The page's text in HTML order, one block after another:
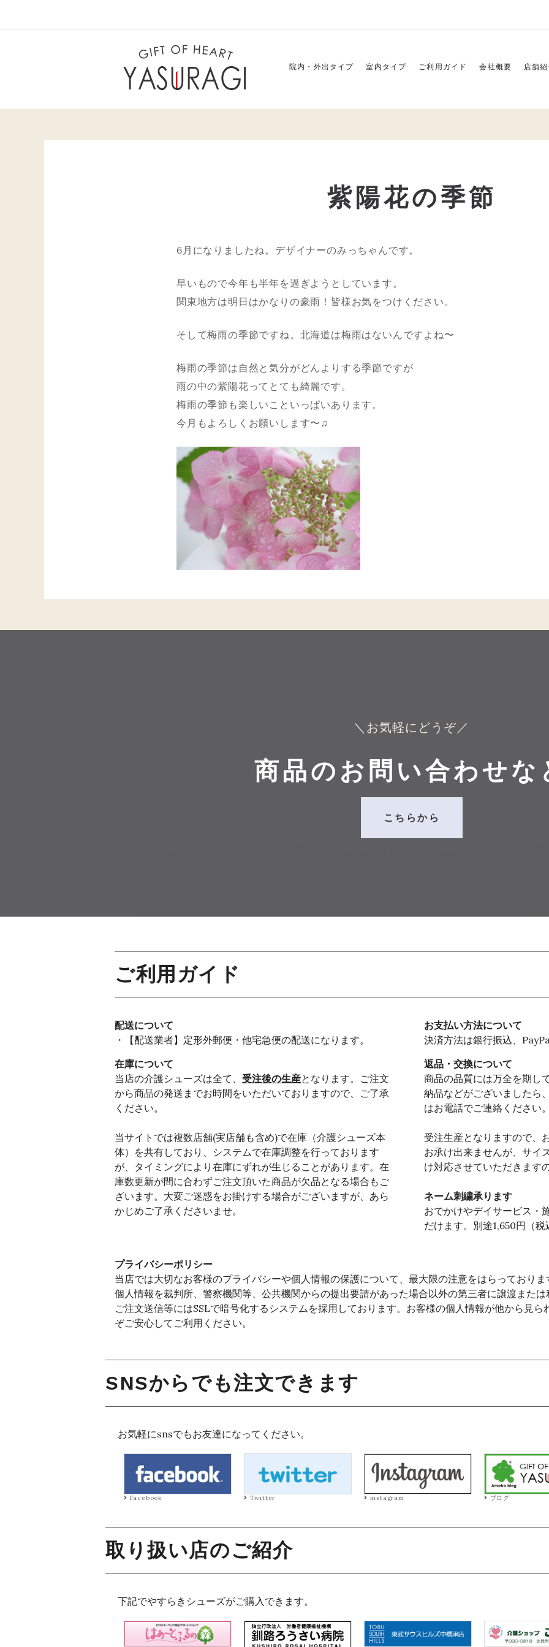
院内・外出タイプ 室内タイプ ご利用ガイド 会社概要 店舗
紫陽花の季節
6月になりましたね。デザイナーのみっちゃんです。
早いもので今年も半年を過ぎようとしています。
関東地方は明日はかなりの豪雨！皆様お気をつけください。
そして梅雨の季節ですね。北海道は梅雨はないんですよね〜
梅雨の季節は自然と気分がどんよりする季節ですが
雨の中の紫陽花ってとても綺麗です。
梅雨の季節も楽しいこといっぱいあります。
今月もよろしくお願いします〜♫
＼お気軽にどうぞ／
商品のお問い合わせな
こちらから
ご利用ガイド
配送について
・【配送業者】定形外郵便・他宅急便の配送になります。
在庫について
当店の介護シューズは全て、 受注後の生産となります。ご注文
から商品の発送までお時間をいただいておりますので、ご了承
ください。
当サイトでは複数店舗(実店舗も含め)で在庫（介護シューズ本
体）を共有しており、システムで在庫調整を行っております
が、タイミングにより在庫にずれが生じることがあります。在
庫数更新が間に合わずご注文頂いた商品が欠品となる場合もご
ざいます。大変ご迷惑をお掛けする場合がございますが、あら
かじめご了承くださいませ。
お支払い方法について
決済方法は銀行振込、
返品・交換について
商品の品質には万全を期し
納品などがございましたら
はお電話でご連絡ください
受注生産となりますので、
お承け出来ませんが、サイ
け対応させていただきます
ネーム刺繍承ります
おでかけやデイサービス・
だけます。別途1,650円（税
プライバシーポリシー
当店では大切なお客様のプライバシーや個人情報の保護について、最大限の注意をはらっており
個人情報を裁判所、警察機関等、公共機関からの提出要請があった場合以外の第三者に譲渡また
ご注文送信等にはSSLで暗号化するシステムを採用しております。お客様の個人情報が他から見
ぞご安心してご利用ください。
SNSからでも注文できます
お気軽にsnsでもお友達になってください。
Facebook Twitter instagram ブログ
取り扱い店のご紹介
下記でやすらきシューズがご購入できます。